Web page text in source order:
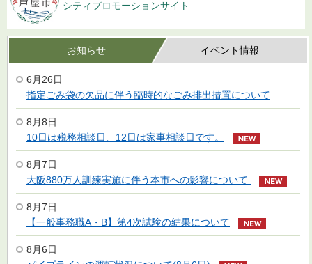
シティプロモーションサイト
お知らせ
6月26日
指定ごみ袋の欠品に伴う臨時的なごみ排出措置について
8月8日
10日は税務相談日、12日は家事相談日です。
8月7日
大阪880万人訓練実施に伴う本市への影響について
8月7日
【一般事務職A・B】第4次試験の結果について
8月6日
イベント情報